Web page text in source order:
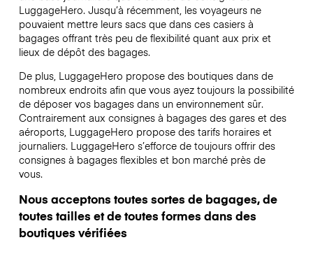
LuggageHero. Jusqu’à récemment, les voyageurs ne
pouvaient mettre leurs sacs que dans ces casiers à
bagages offrant très peu de flexibilité quant aux prix et
lieux de dépôt des bagages.
De plus, LuggageHero propose des boutiques dans de
nombreux endroits afin que vous ayez toujours la possibilité
de déposer vos bagages dans un environnement sûr.
Contrairement aux consignes à bagages des gares et des
aéroports, LuggageHero propose des tarifs horaires et
journaliers. LuggageHero s’efforce de toujours offrir des
consignes à bagages flexibles et bon marché près de
vous.
Nous acceptons toutes sortes de bagages, de
toutes tailles et de toutes formes dans des
boutiques vérifiées